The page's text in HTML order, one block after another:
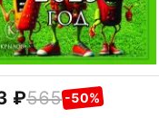
565 -50%